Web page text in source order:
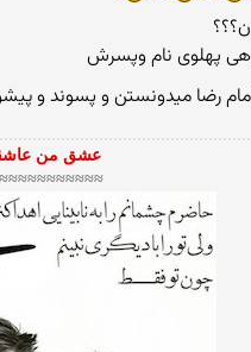
رضا میدونستن و پسوند
عشق من